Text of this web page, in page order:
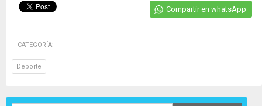
Compartir en whatsApp
CATEGORÍA:
Deporte